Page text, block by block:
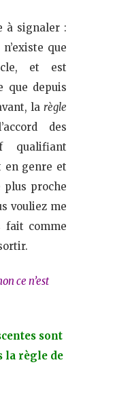
à signaler :
que
et est
que depuis
la règle
des
qualifiant
en genre et
plus proche
vouliez me
fait comme
ce n’est
sont
la règle de